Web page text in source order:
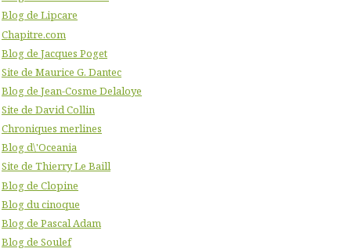
Blog de Lipcare
Chapitre.com
Blog de Jacques Poget
Site de Maurice G. Dantec
Blog de Jean-Cosme Delaloye
Site de David Collin
Chroniques merlines
Blog d\'Oceania
Site de Thierry Le Baill
Blog de Clopine
Blog du cinoque
Blog de Pascal Adam
Blog de Soulef